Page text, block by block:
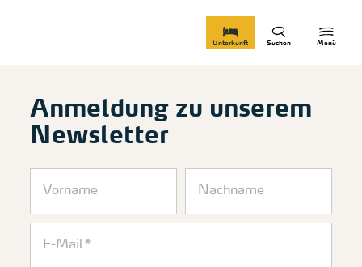
Menü
Suchen
Unterkunft
Anmeldung zu unserem
Newsletter